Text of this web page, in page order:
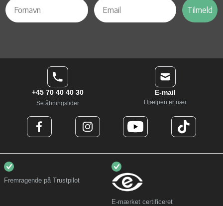
Tilmeld
+45 70 40 40 30
Se åbningstider
E-mail
Hjælpen er nær
Fremragende på Trustpilot
E-mærket certificeret